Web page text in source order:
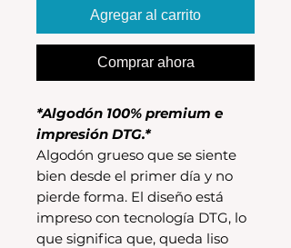
Agregar al carrito
Comprar ahora
*Algodón 100% premium e
impresión DTG.*
Algodón grueso que se siente
bien desde el primer día y no
pierde forma. El diseño está
impreso con tecnología DTG, lo
que significa que, queda liso